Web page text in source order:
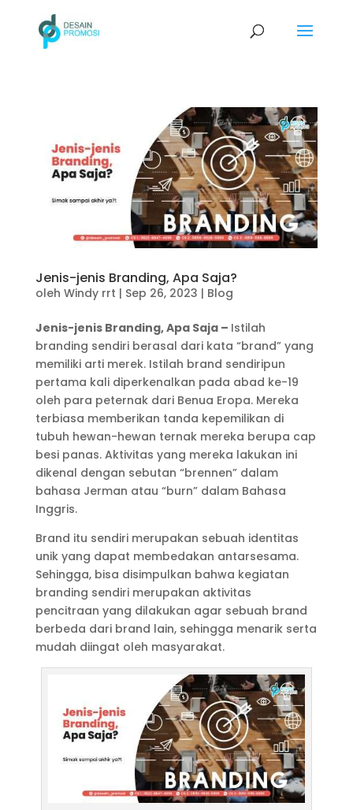
Jenis-jenis Branding, Apa Saja?
oleh Windy rrt | Sep 26, 2023 | Blog
Jenis-jenis Branding, Apa Saja – Istilah
branding sendiri berasal dari kata “brand” yang
memiliki arti merek. Istilah brand sendiripun
pertama kali diperkenalkan pada abad ke-19
oleh para peternak dari Benua Eropa. Mereka
terbiasa memberikan tanda kepemilikan di
tubuh hewan-hewan ternak mereka berupa cap
besi panas. Aktivitas yang mereka lakukan ini
dikenal dengan sebutan “brennen” dalam
bahasa Jerman atau “burn” dalam Bahasa
Inggris.
Brand itu sendiri merupakan sebuah identitas
unik yang dapat membedakan antarsesama.
Sehingga, bisa disimpulkan bahwa kegiatan
branding sendiri merupakan aktivitas
pencitraan yang dilakukan agar sebuah brand
berbeda dari brand lain, sehingga menarik serta
mudah diingat oleh masyarakat.